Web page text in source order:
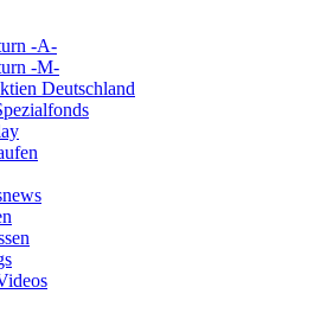
-A-
-M-
Deutschland